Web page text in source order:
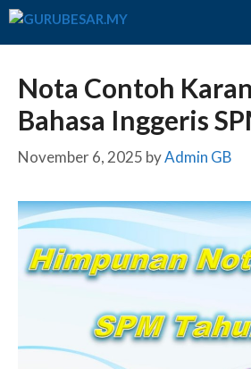
Skip
Nota Contoh
Bahasa Inggeris
November 6, 2025 byAdmin GB